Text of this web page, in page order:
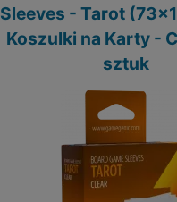
Sleeves - Tarot
Koszulki na Karty -
sztuk